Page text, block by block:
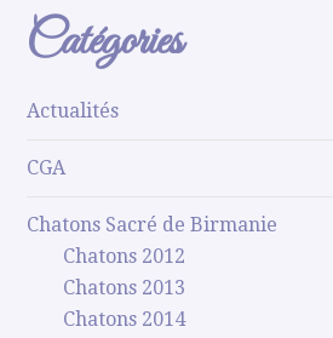
Catégories
Actualités
CGA
Chatons Sacré de Birmanie
Chatons 2012
Chatons 2013
Chatons 2014